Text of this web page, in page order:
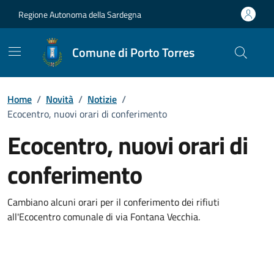
Regione Autonoma della Sardegna
Comune di Porto Torres
Home / Novità / Notizie /
Ecocentro, nuovi orari di conferimento
Ecocentro, nuovi orari di
conferimento
Dettagli della notizia
Cambiano alcuni orari per il conferimento dei rifiuti
all'Ecocentro comunale di via Fontana Vecchia.